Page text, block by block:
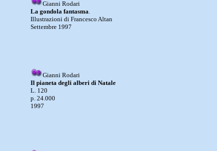
Gianni Rodari
La gondola fantasma.
Illustrazioni di Francesco Altan
Settembre 1997
Gianni Rodari
Il pianeta degli alberi di Natale
L. 120
p. 24.000
1997